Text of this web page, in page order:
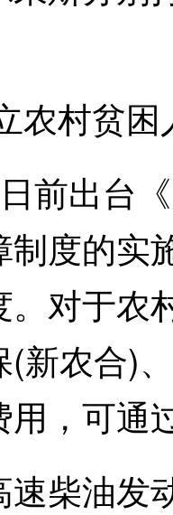
村贫困
出台《
度的实
。对于农
(新农合)
用，可通
柴油发